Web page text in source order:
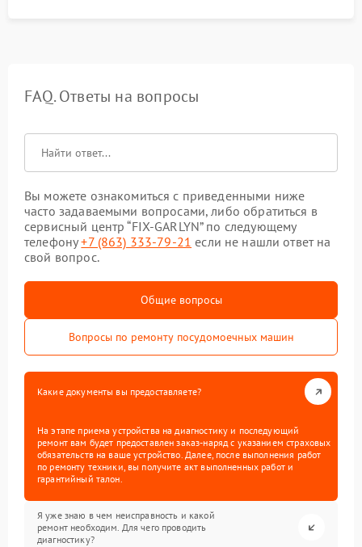
FAQ. Ответы на вопросы
Вы можете ознакомиться с приведенными ниже
часто задаваемыми вопросами, либо обратиться в
сервисный центр “FIX-GARLYN” по следующему
телефону+7 (863) 333-79-21 если не нашли ответ на
свой вопрос.
Общие вопросы
Вопросы по ремонту посудомоечных машин
Какие документы вы предоставляете?
На этапе приема устройства на диагностику и последующий
ремонт вам будет предоставлен заказ-наряд с указанием страховых
обязательств на ваше устройство. Далее, после выполнения работ
по ремонту техники, вы получите акт выполненных работ и
гарантийный талон.
Я уже знаю в чем неисправность и какой
ремонт необходим. Для чего проводить
диагностику?